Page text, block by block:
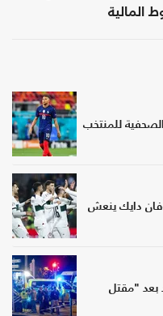
المالية
للمنتخب
وفان دايك ينعش
بعد "مقتل